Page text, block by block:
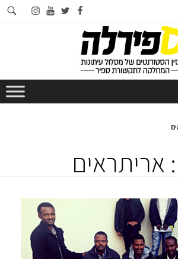
facebook
twitter
youtube
instagram
אריתראים